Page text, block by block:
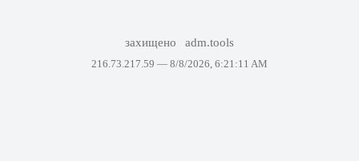
захищено adm.tools
216.73.217.59 — 8/8/2026, 6:21:11 AM